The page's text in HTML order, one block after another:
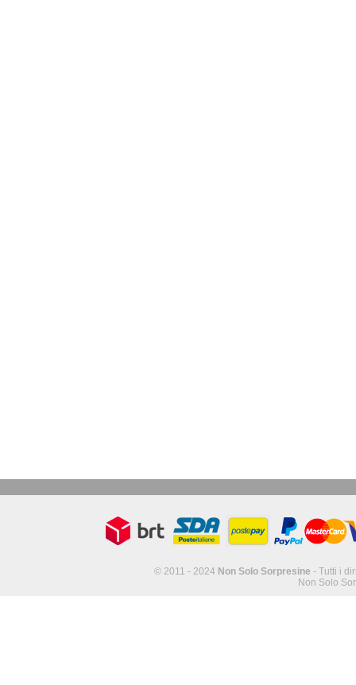
© 2011 - 2024 Non Solo Sorpresine - Tutti i
Non Solo